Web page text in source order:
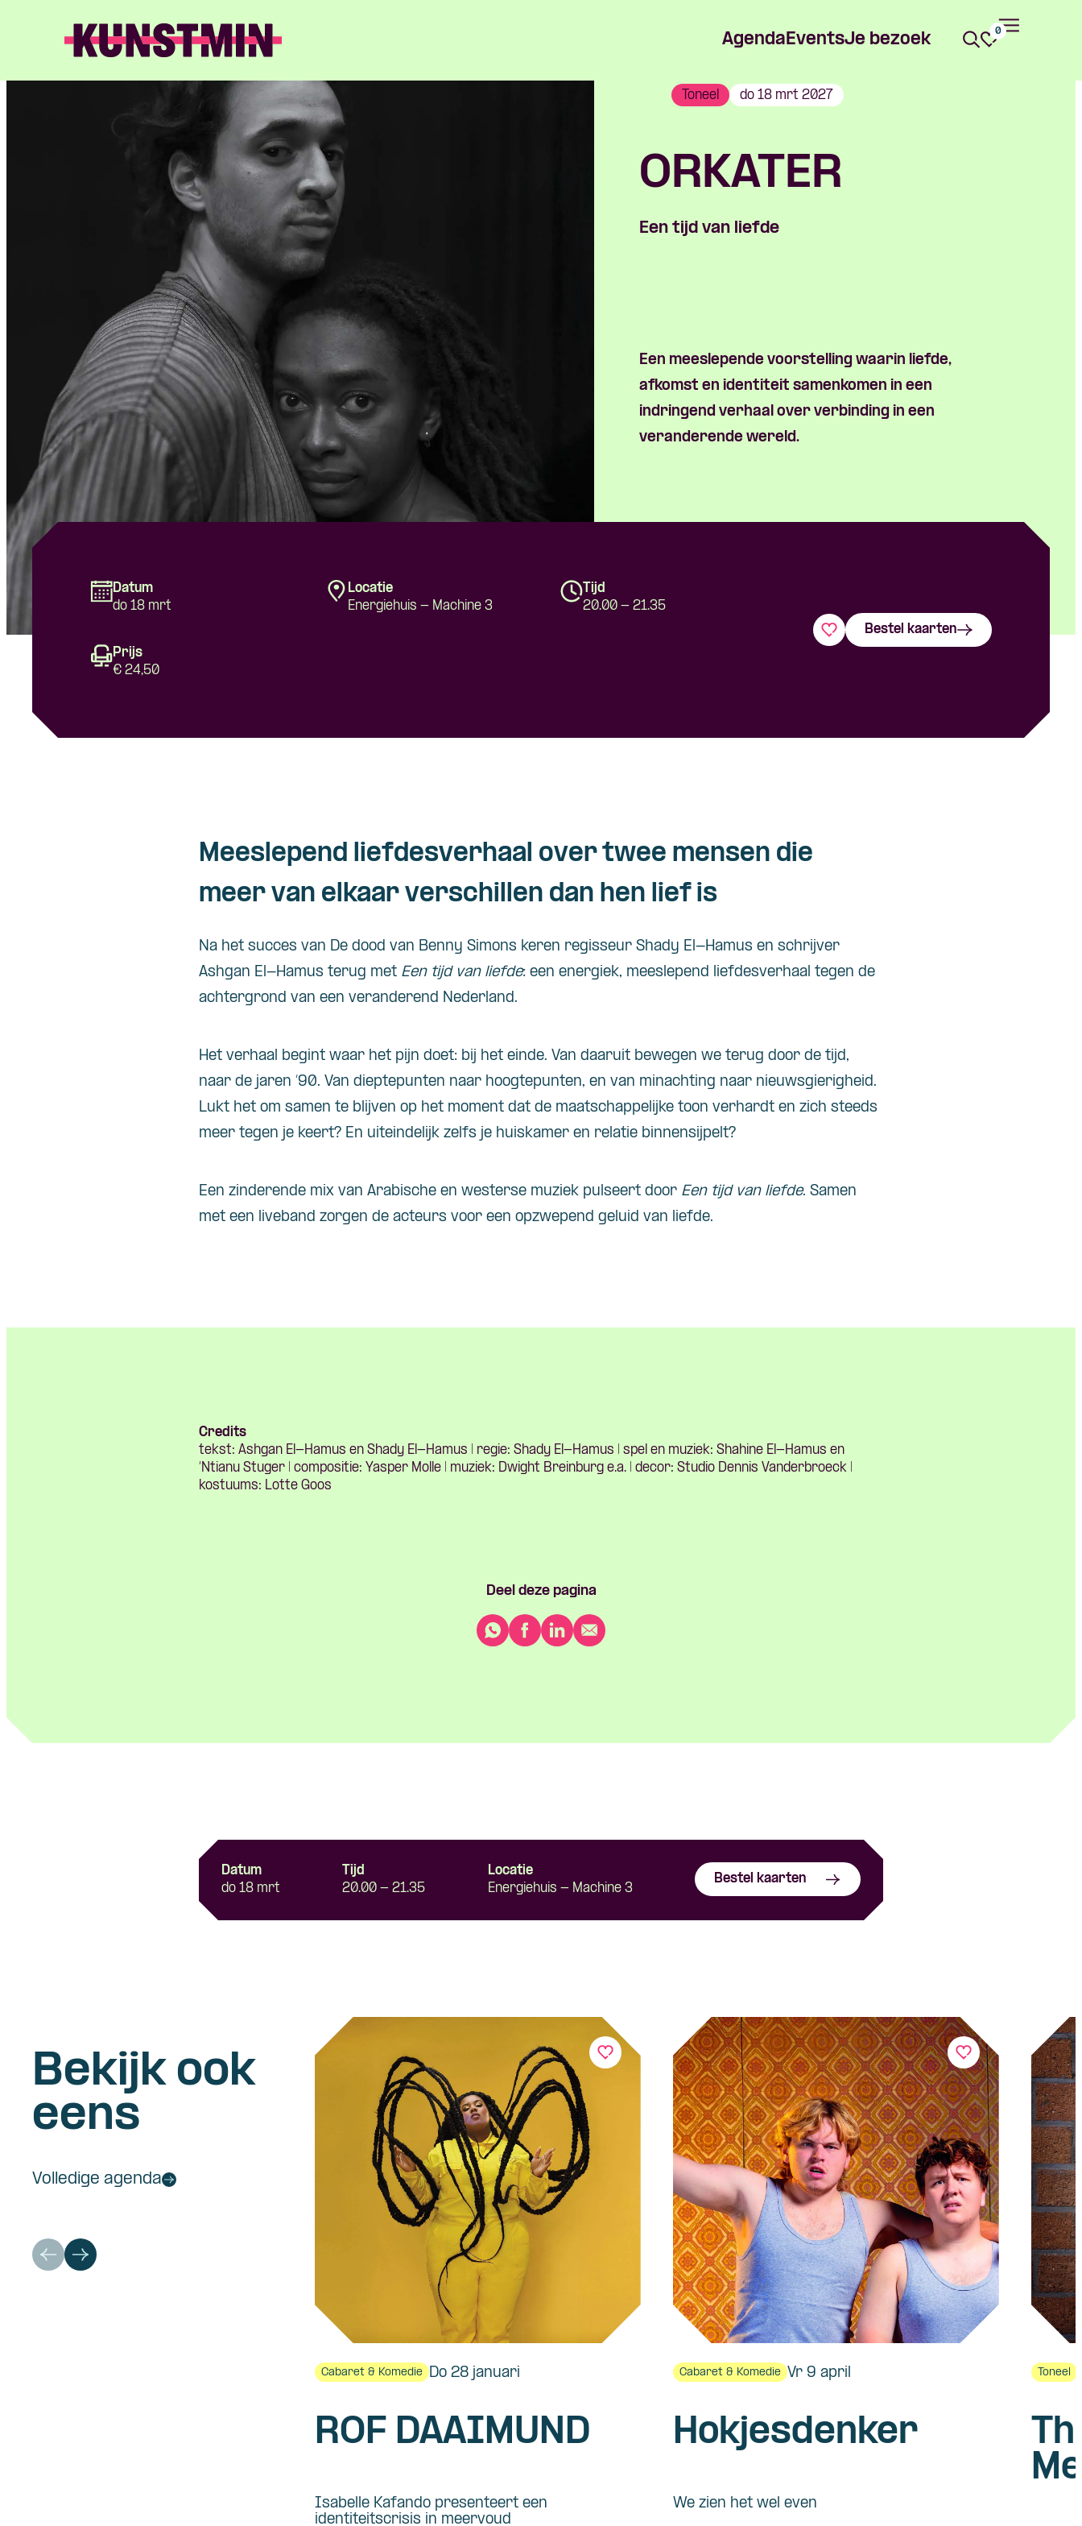
AgendaEventsJe bezoek 0
Toneel do 18 mrt 2027
ORKATER
Een tijd van liefde
Een meeslepende voorstelling waarin liefde,
afkomst en identiteit samenkomen in een
indringend verhaal over verbinding in een
veranderende wereld.
Datum
do 18 mrt
Locatie
Energiehuis - Machine 3
Tijd
20.00 - 21.35
Prijs
€ 24,50
Bestel kaarten
Meeslepend liefdesverhaal over twee mensen die
meer van elkaar verschillen dan hen lief is
Na het succes van De dood van Benny Simons keren regisseur Shady El-Hamus en schrijver
Ashgan El-Hamus terug met Een tijd van liefde: een energiek, meeslepend liefdesverhaal tegen de
achtergrond van een veranderend Nederland.
Het verhaal begint waar het pijn doet: bij het einde. Van daaruit bewegen we terug door de tijd,
naar de jaren ‘90. Van dieptepunten naar hoogtepunten, en van minachting naar nieuwsgierigheid.
Lukt het om samen te blijven op het moment dat de maatschappelijke toon verhardt en zich steeds
meer tegen je keert? En uiteindelijk zelfs je huiskamer en relatie binnensijpelt?
Een zinderende mix van Arabische en westerse muziek pulseert door Een tijd van liefde. Samen
met een liveband zorgen de acteurs voor een opzwepend geluid van liefde.
Credits
tekst: Ashgan El-Hamus en Shady El-Hamus | regie: Shady El-Hamus | spel en muziek: Shahine El-Hamus en
‘Ntianu Stuger | compositie: Yasper Molle | muziek: Dwight Breinburg e.a. | decor: Studio Dennis Vanderbroeck |
kostuums: Lotte Goos
Deel deze pagina
Datum
do 18 mrt
Tijd
20.00 - 21.35
Locatie
Energiehuis - Machine 3
Bestel kaarten
Bekijk ook
eens
Volledige agenda
Cabaret & Komedie Do 28 januari
ROF DAAIMUND
Isabelle Kafando presenteert een
identiteitscrisis in meervoud
Cabaret & Komedie Vr 9 april
Hokjesdenker
We zien het wel even
Toneel